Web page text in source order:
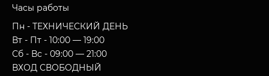
Часы работы
Пн - ТЕХНИЧЕСКИЙ ДЕНЬ
Вт - Пт - 10:00 — 19:00
Сб - Вс - 09:00 — 21:00
ВХОД СВОБОДНЫЙ